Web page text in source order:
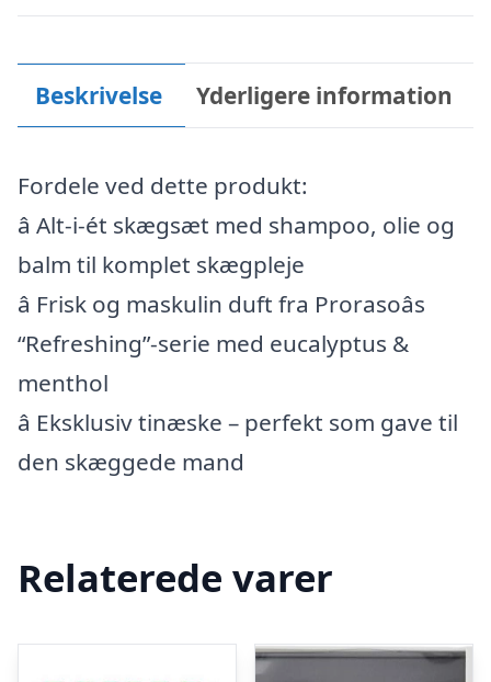
Beskrivelse Yderligere information
Fordele ved dette produkt:
â Alt-i-ét skægsæt med shampoo, olie og
balm til komplet skægpleje
â Frisk og maskulin duft fra Prorasoâs
“Refreshing”-serie med eucalyptus &
menthol
â Eksklusiv tinæske – perfekt som gave til
den skæggede mand
Relaterede varer